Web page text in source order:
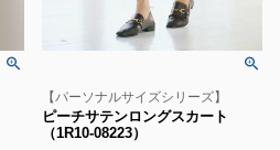
【パーソナルサイズシリーズ】
ピーチサテンロングスカート
（1R10-08223）